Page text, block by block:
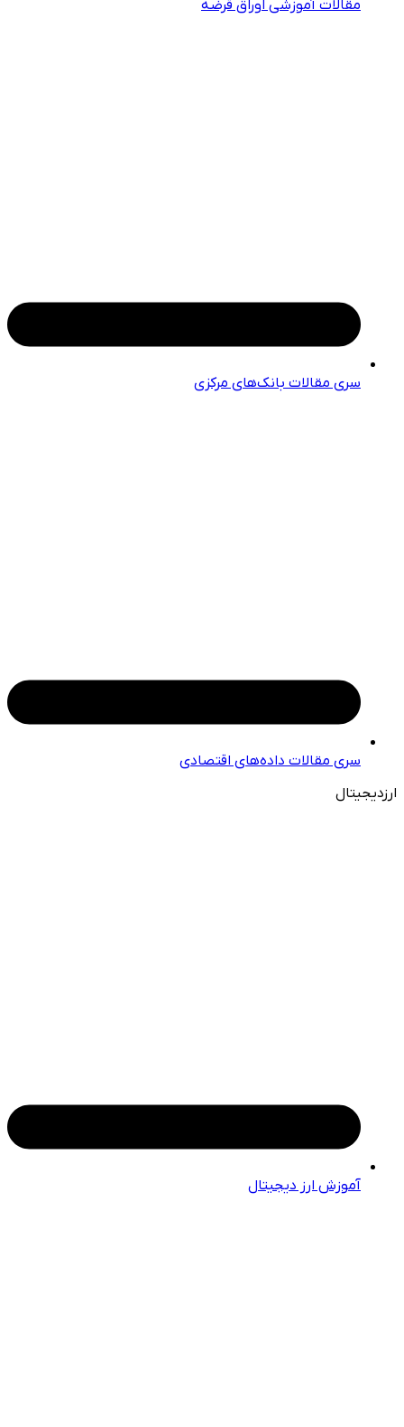
مقالات آموزشی اوراق قرضه
سری مقالات بانک‌های مرکزی
سری مقالات داده‌های اقتصادی
ارزدیجیتال
آموزش ارز دیجیتال